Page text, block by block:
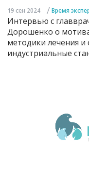
19 сен 2024 / Время
Интервью с
Дорошенко о
методики лечения и
индустриальные